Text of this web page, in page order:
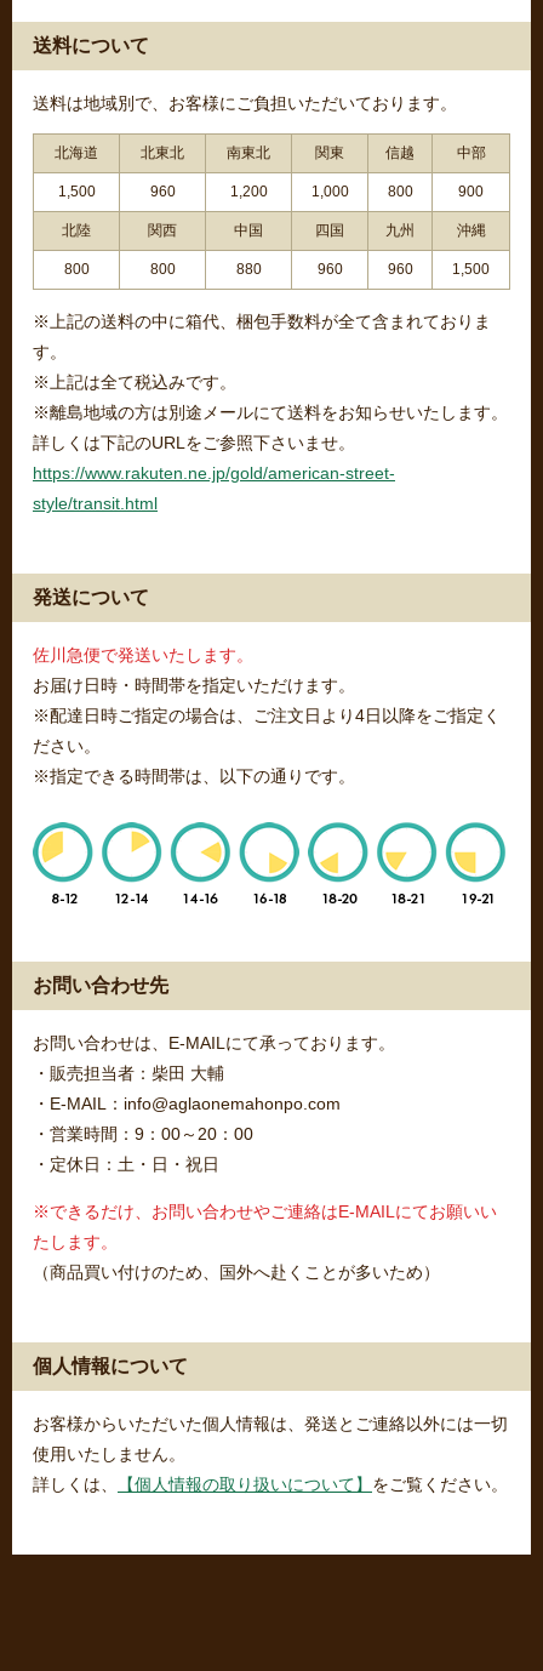
送料について
送料は地域別で、お客様にご負担いただいております。
北海道 北東北 南東北 関東 信越 中部
1,500 960 1,200 1,000 800 900
北陸 関西 中国 四国 九州 沖縄
800 800 880 960 960 1,500
※上記の送料の中に箱代、梱包手数料が全て含まれておりま
す。
※上記は全て税込みです。
※離島地域の方は別途メールにて送料をお知らせいたします。
詳しくは下記のURLをご参照下さいませ。
https://www.rakuten.ne.jp/gold/american-street-
style/transit.html
発送について
佐川急便で発送いたします。
お届け日時・時間帯を指定いただけます。
※配達日時ご指定の場合は、ご注文日より4日以降をご指定く
ださい。
※指定できる時間帯は、以下の通りです。
お問い合わせ先
お問い合わせは、E-MAILにて承っております。
・販売担当者：柴田 大輔
・E-MAIL：info@aglaonemahonpo.com
・営業時間：9：00～20：00
・定休日：土・日・祝日
※できるだけ、お問い合わせやご連絡はE-MAILにてお願いい
たします。
（商品買い付けのため、国外へ赴くことが多いため）
個人情報について
お客様からいただいた個人情報は、発送とご連絡以外には一切
使用いたしません。
詳しくは、
【個人情報の取り扱いについて】 をご覧ください。